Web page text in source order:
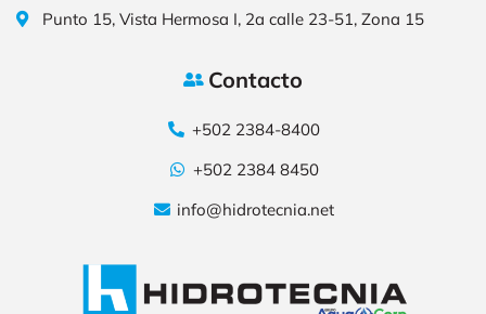
Punto 15, Vista Hermosa I, 2a calle 23-51, Zona 15​
Contacto
+502 2384-8400
+502 2384 8450
info@hidrotecnia.net